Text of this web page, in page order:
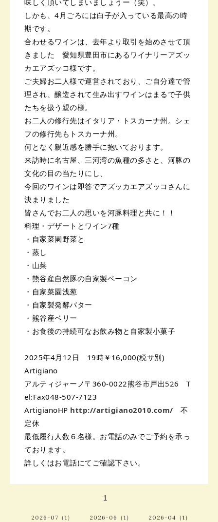
味しく頂いてしまいましょうー（笑）。
しかも、4月ごろには白子が入っている最高の時
期です。
合わせるワインは、去年より取引を始めさせて頂
きました 愛知県豊田市にあるワイナリーアズッ
カエアズッコ様です。
ご夫婦お二人様で運営されており、ご自分達で管
理され、醸造されて生み出すワインはまるで子供
たちを扱う親の様。
お二人の修行先はイタリア・トスカーナ州。シェ
フの修行先もトスカーナ州。
何となく親近感を勝手に抱いております。
来訪時に名古屋、三河湾の魚種の多さと、河豚の
文化の目の当たりにし、
今回のワインは即答でアズッカエアズッコさんに
決まりました
皆さんでお二人の思いを河豚料理と共に！！
料理・デザートとワイン7種
・自家菜園野菜と
・蒸し
・山菜
・熊谷産自然豚の自家製ベーコン
・自家菜園浅葱
・自家製発酵バター
・熊谷産ベリー
・お食後の持続可なお飲み物と自家製小菓子
2025年4月12日 19時￥16,000(税サ別)
Artigiano
アルティジャーノ〒360-0022熊谷市戸出526 T
el:Fax048-507-7123
ArtigianoHP http://artigiano2010.com/ 不
定休
最低履行人数６名様。お電話のみでご予約を承っ
ております。
詳しくはお電話にてご確認下さい。
1
2026-07（1） 2026-06（1） 2026-04（1）